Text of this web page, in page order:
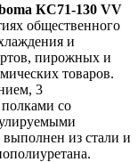
КС71-130 VV
общественного
и
пирожных и
товаров.
3
со
из стали и